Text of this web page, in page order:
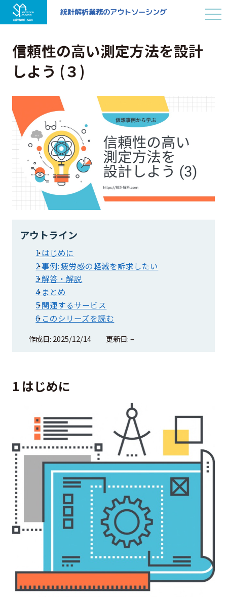
統計解析業務のアウトソーシング
信頼性の高い測定方法を設計
しよう (３)
アウトライン
1 はじめに
2 事例: 疲労感の軽減を訴求したい
3 解答・解説
4 まとめ
5 関連するサービス
6 このシリーズを読む
作成日: 2025/12/14 更新日: –
1 はじめに